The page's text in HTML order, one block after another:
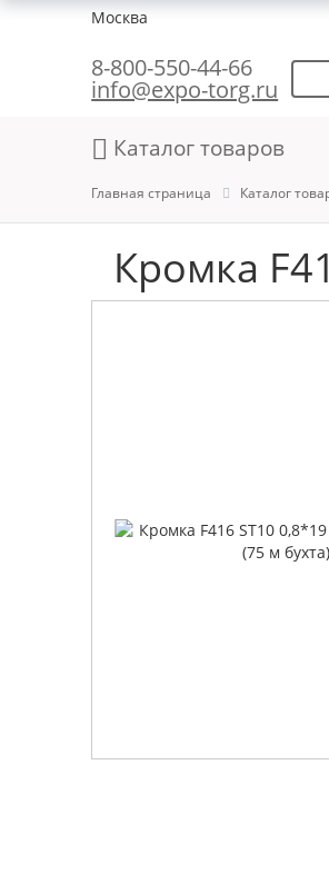
Москва
8-800-550-44-66
info@expo-torg.ru
Каталог товаров
Главная страница Каталог
Кромка